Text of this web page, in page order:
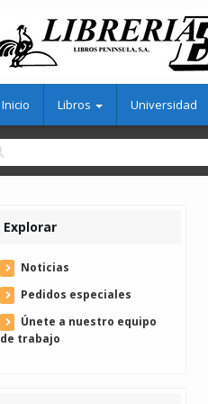
Inicio Libros Universidad
Explorar
Noticias
Pedidos especiales
Únete a nuestro equipo
de trabajo